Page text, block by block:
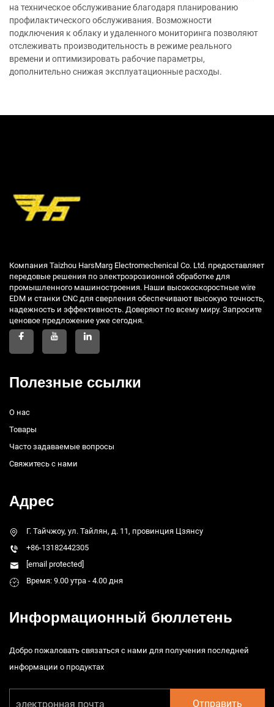
на техническое обслуживание благодаря планированию
профилактического обслуживания. Возможности
подключения к облаку и удаленного мониторинга позволяют
отслеживать производительность в режиме реального
времени и оптимизировать рабочие параметры,
дополнительно снижая эксплуатационные расходы.
Компания Taizhou HarsMarg Electromechenical Co. Ltd. предоставляет
передовые решения по электроэрозионной обработке для
промышленного машиностроения. Наши высокоскоростные wire
EDM и станки CNC для сверления обеспечивают высокую точность,
надежность и эффективность. Доверяют по всему миру. Запросите
ценовое предложение уже сегодня.
Полезные ссылки
О нас
Товары
Часто задаваемые вопросы
Свяжитесь с нами
Адрес
Г. Тайчжоу, ул. Тайлян, д. 11, провинция Цзянсу
+86-13182442305
[email protected]
Время: 9.00 утра - 4.00 дня
Информационный бюллетень
Добро пожаловать связаться с нами для получения последней
информации о продуктах
Отправить